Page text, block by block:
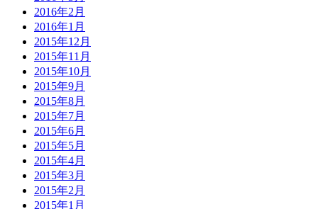
2016年2月
2016年1月
2015年12月
2015年11月
2015年10月
2015年9月
2015年8月
2015年7月
2015年6月
2015年5月
2015年4月
2015年3月
2015年2月
2015年1月